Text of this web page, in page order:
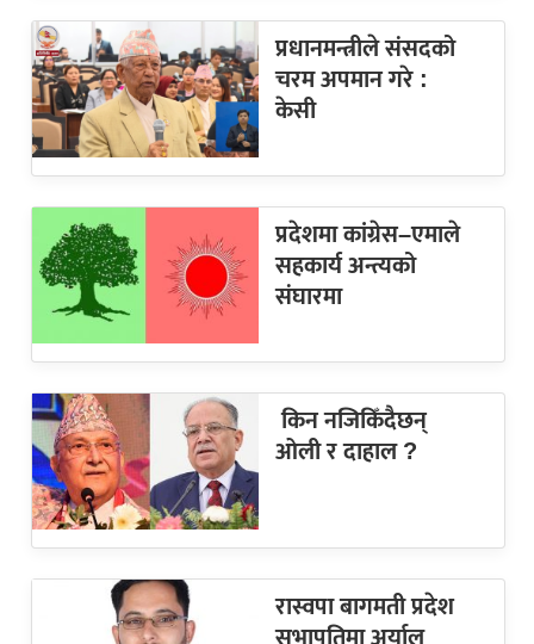
प्रधानमन्त्रीले संसदको
चरम अपमान गरे :
केसी
प्रदेशमा कांग्रेस–एमाले
सहकार्य अन्त्यको
संघारमा
किन नजिकिँदैछन्
ओली र दाहाल ?
रास्वपा बागमती प्रदेश